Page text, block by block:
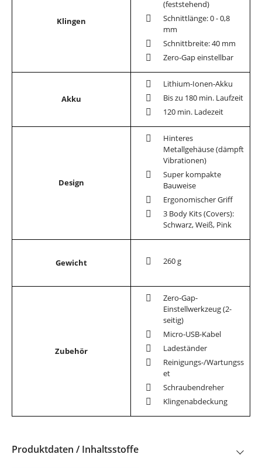
Klingen
(feststehend)
Schnittlänge: 0 - 0,8
mm
Schnittbreite: 40 mm
Zero-Gap einstellbar
Akku
Lithium-Ionen-Akku
Bis zu 180 min. Laufzeit
120 min. Ladezeit
Design
Hinteres
Metallgehäuse (dämpft
Vibrationen)
Super kompakte
Bauweise
Ergonomischer Griff
3 Body Kits (Covers):
Schwarz, Weiß, Pink
Gewicht 260 g
Zubehör
Zero-Gap-
Einstellwerkzeug (2-
seitig)
Micro-USB-Kabel
Ladeständer
Reinigungs-/Wartungss
et
Schraubendreher
Klingenabdeckung
Produktdaten / Inhaltsstoffe